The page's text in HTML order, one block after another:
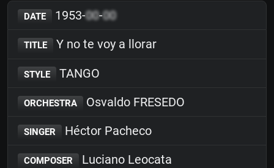
DATE 1953-00-00
TITLE Y no te voy a llorar
STYLE TANGO
ORCHESTRA Osvaldo FRESEDO
SINGER Héctor Pacheco
COMPOSER Luciano Leocata